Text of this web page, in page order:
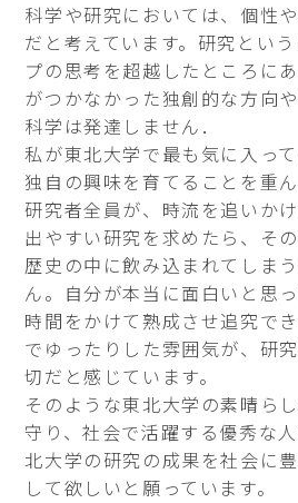
科学や研究においては、個性
だと考えています。研究とい
プの思考を超越したところに
がつかなかった独創的な方向
科学は発達しません．
私が東北大学で最も気に入っ
独自の興味を育てることを重ん
研究者全員が、時流を追いか
出やすい研究を求めたら、そ
歴史の中に飲み込まれてしま
ん。自分が本当に面白いと思
時間をかけて熟成させ追究で
でゆったりした雰囲気が、研
切だと感じています。
そのような東北大学の素晴ら
守り、社会で活躍する優秀な
北大学の研究の成果を社会に
して欲しいと願っています。